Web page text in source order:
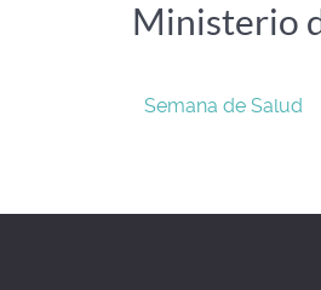
Ministerio
Semana de Salud